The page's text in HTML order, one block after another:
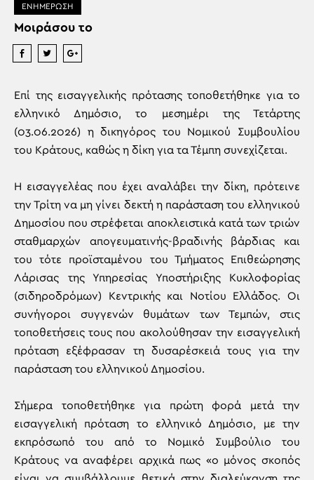
ΕΝΗΜΕΡΩΣΗ
Μοιράσου το
Επί της εισαγγελικής πρότασης τοποθετήθηκε για το
ελληνικό Δημόσιο, το μεσημέρι της Τετάρτης
(03.06.2026) η δικηγόρος του Νομικού Συμβουλίου
του Κράτους, καθώς η δίκη για τα Τέμπη συνεχίζεται.
Η εισαγγελέας που έχει αναλάβει την δίκη, πρότεινε
την Τρίτη να μη γίνει δεκτή η παράσταση του ελληνικού
Δημοσίου που στρέφεται αποκλειστικά κατά των τριών
σταθμαρχών απογευματινής-βραδινής βάρδιας και
του τότε προϊσταμένου του Τμήματος Επιθεώρησης
Λάρισας της Υπηρεσίας Υποστήριξης Κυκλοφορίας
(σιδηροδρόμων) Κεντρικής και Νοτίου Ελλάδος. Οι
συνήγοροι συγγενών θυμάτων των Τεμπών, στις
τοποθετήσεις τους που ακολούθησαν την εισαγγελική
πρόταση εξέφρασαν τη δυσαρέσκειά τους για την
παράσταση του ελληνικού Δημοσίου.
Σήμερα τοποθετήθηκε για πρώτη φορά μετά την
εισαγγελική πρόταση το ελληνικό Δημόσιο, με την
εκπρόσωπό του από το Νομικό Συμβούλιο του
Κράτους να αναφέρει αρχικά πως «ο μόνος σκοπός